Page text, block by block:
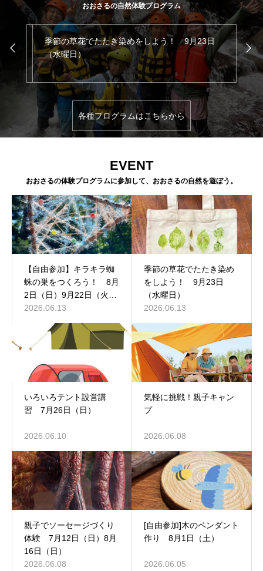
おおさるの自然体験プログラム
季節の草花でたたき染めをしよう！ 9月23日
（水曜日）
い
各種プログラムはこちらから
EVENT
おおさるの体験プログラムに参加して、おおさるの自然を遊ぼう。
【自由参加】キラキラ蜘
蛛の巣をつくろう！ 8月
2日（日）9月22日（火・
祝）
2026.06.13
季節の草花でたたき染め
をしよう！ 9月23日
（水曜日）
2026.06.13
いろいろテント設営講
習 7月26日（日）
2026.06.10
気軽に挑戦！親子キャン
プ
2026.06.08
親子でソーセージづくり
体験 7月12日（日）8月
16日（日）
2026.06.08
[自由参加]木のペンダント
作り 8月1日（土）
2026.06.05